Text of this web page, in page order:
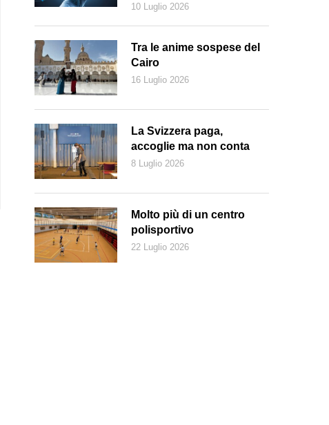
Un momento dello spettacolo (Foto di David Konecny)
10 Luglio 2026
Tra le anime sospese del
Cairo
16 Luglio 2026
La Svizzera paga,
accoglie ma non conta
8 Luglio 2026
Molto più di un centro
polisportivo
22 Luglio 2026